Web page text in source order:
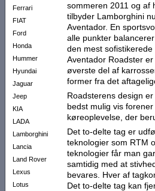
Ferrari
FIAT
Ford
Honda
Hummer
Hyundai
Jaguar
Jeep
KIA
LADA
Lamborghini
Lancia
Land Rover
Lexus
Lotus
sommeren 2011 og af
tilbyder Lamborghini
Aventador. En
alle punkter
den mest
Aventador Roadster
øverste del af
former fra det
Roadsterens design
bedst mulig vis
køreoplevelse, der
Det to-delte tag er
teknologier som RTM
teknologier får man
samtidig med at
bevares. Hver af
Det to-delte tag kan